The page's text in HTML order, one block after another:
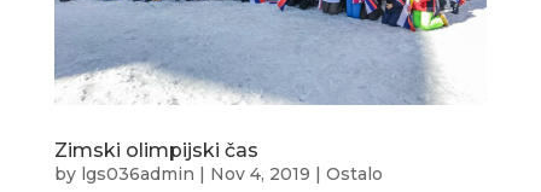
Zimski olimpijski čas
by lgs036admin Nov 4, 2019 Ostalo